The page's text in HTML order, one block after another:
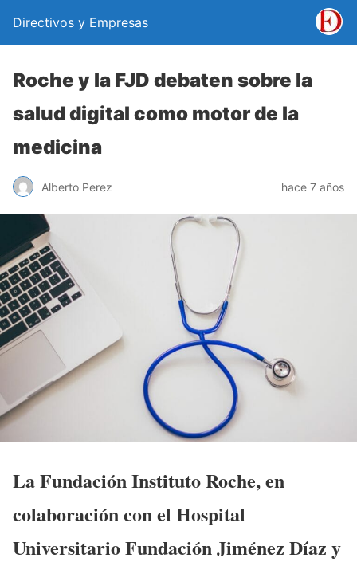
Directivos y Empresas
Roche y la FJD debaten sobre la
salud digital como motor de la
medicina
Alberto Perez hace 7 años
La Fundación Instituto Roche, en
colaboración con el Hospital
Universitario Fundación Jiménez Díaz y